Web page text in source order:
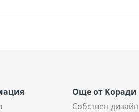
Още от Коради
Собствен дизайн